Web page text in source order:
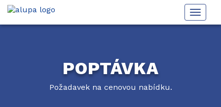
Toggle
POPTÁVKA
Požadavek na cenovou nabídku.